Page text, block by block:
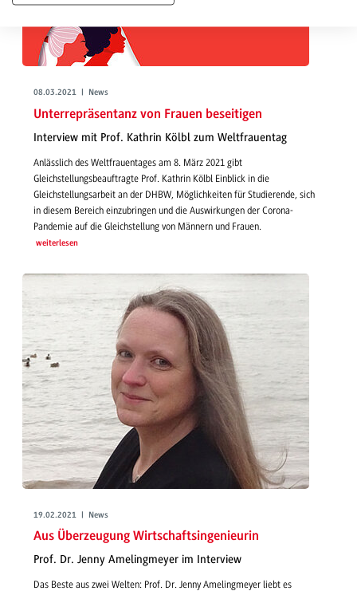
08.03.2021 | News
Unterrepräsentanz von Frauen beseitigen
Interview mit Prof. Kathrin Kölbl zum Weltfrauentag
Anlässlich des Weltfrauentages am 8. März 2021 gibt
Gleichstellungsbeauftragte Prof. Kathrin Kölbl Einblick in die
Gleichstellungsarbeit an der DHBW, Möglichkeiten für Studierende, sich
in diesem Bereich einzubringen und die Auswirkungen der Corona-
Pandemie auf die Gleichstellung von Männern und Frauen.
weiterlesen
19.02.2021 | News
Aus Überzeugung Wirtschaftsingenieurin
Prof. Dr. Jenny Amelingmeyer im Interview
Das Beste aus zwei Welten: Prof. Dr. Jenny Amelingmeyer liebt es